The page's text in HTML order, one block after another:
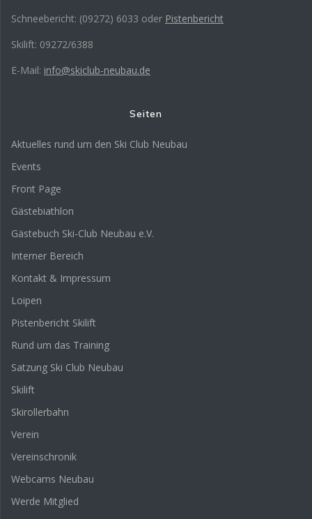
Schneebericht: (09272) 6033 oder Pistenbericht
Skilift: 09272/6388
E-Mail: info@skiclub-neubau.de
Seiten
Aktuelles rund um den Ski Club Neubau
Events
Front Page
Gästebiathlon
Gästebuch Ski-Club Neubau e.V.
Interner Bereich
Kontakt & Impressum
Loipen
Pistenbericht Skilift
Rund um das Training
Satzung Ski Club Neubau
Skilift
Skirollerbahn
Verein
Vereinschronik
Webcams Neubau
Werde Mitglied